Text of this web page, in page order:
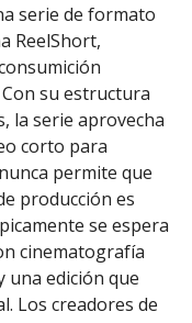
serie de formato
ReelShort,
su estructura
la serie aprovecha
corto para
permite que
producción es
se espera
cinematografía
una edición que
Los creadores de